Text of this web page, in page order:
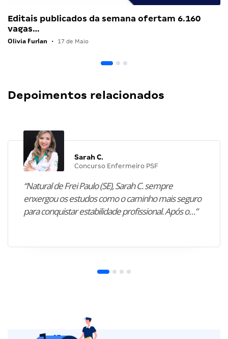
Editais publicados da semana ofertam 6.160
vagas…
Olivia Furlan • 17 de Maio
Depoimentos relacionados
Sarah C.
Concurso Enfermeiro PSF
“Natural de Frei Paulo (SE), Sarah C. sempre
enxergou os estudos como o caminho mais seguro
para conquistar estabilidade profissional. Após o…”